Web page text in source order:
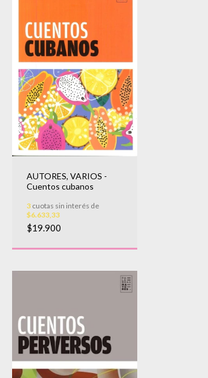
AUTORES, VARIOS -
Cuentos cubanos
3cuotas sin interés de
$6.633,33
$19.900